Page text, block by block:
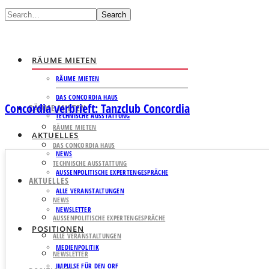
Search
RÄUME MIETEN
RÄUME MIETEN
DAS CONCORDIA HAUS
TECHNISCHE AUSSTATTUNG
AKTUELLES
NEWS
AUSSENPOLITISCHE EXPERTENGESPRÄCHE
ALLE VERANSTALTUNGEN
NEWSLETTER
POSITIONEN
MEDIENPOLITIK
IMPULSE FÜR DEN ORF
RÄUME MIETEN
RÄUME MIETEN
DAS CONCORDIA HAUS
TECHNISCHE AUSSTATTUNG
AKTUELLES
NEWS
AUSSENPOLITISCHE EXPERTENGESPRÄCHE
ALLE VERANSTALTUNGEN
NEWSLETTER
Concordia verbrieft: Tanzclub Concordia